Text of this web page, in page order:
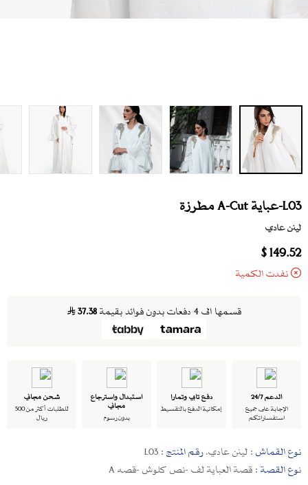
L03-عباية A-Cut مطرزة
لينن عادي
149.52 $
نفدت الكمية
قسمها الى 4 دفعات بدون فوائد بقيمة 37.38
الدعم 24/7
الإجابة على جميع
استفساراتكم
دفع تابي وتمارا
إمكانية الدفع بالتقسيط
استبدال واسترجاع
مجاني
بدون رسوم
شحن مجاني
للطلبات أكثر من 500
ريال
نوع القماش :لينن عادي.رقم المنتج :
نوع القصة :قصة العباية لف -نص كلوش -قصه A